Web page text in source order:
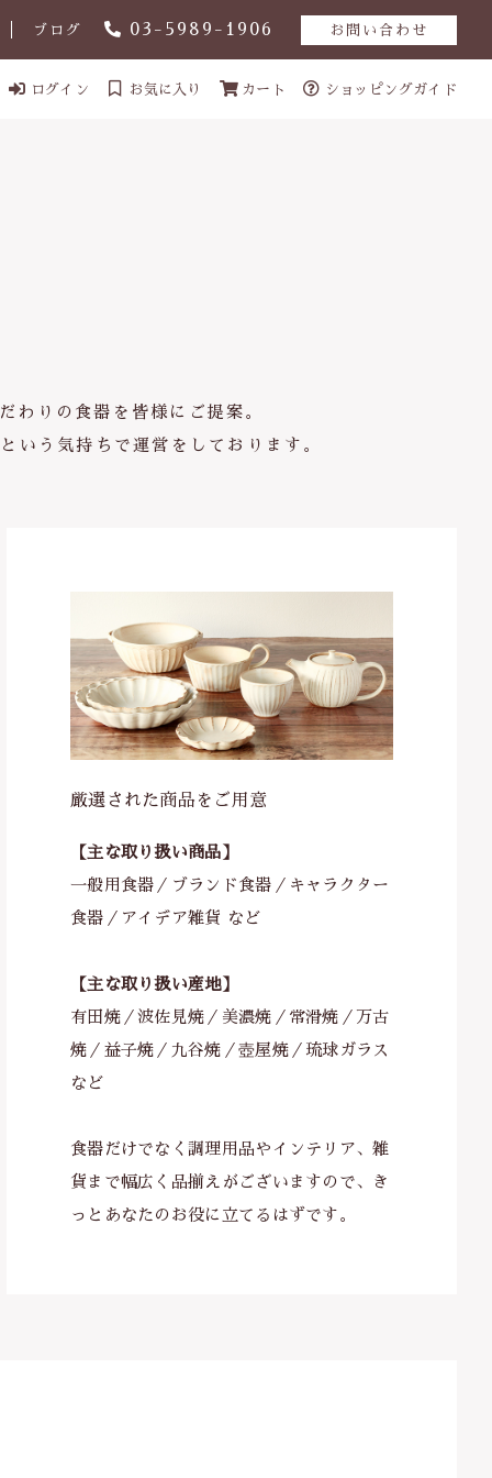
ブログ 03-5989-1906 お問い合わせ
ログイン お気に入り カート ショッピングガイド
りの食器を皆様にご提案。
いう気持ちで運営をしております。
厳選された商品をご用意
【主な取り扱い商品】
一般用食器／ブランド食器／キャラクター
食器／アイデア雑貨 など
【主な取り扱い産地】
有田焼／波佐見焼／美濃焼／常滑焼／万古
焼／益子焼／九谷焼／壺屋焼／琉球ガラス
など
食器だけでなく調理用品やインテリア、雑
貨まで幅広く品揃えがございますので、き
っとあなたのお役に立てるはずです。